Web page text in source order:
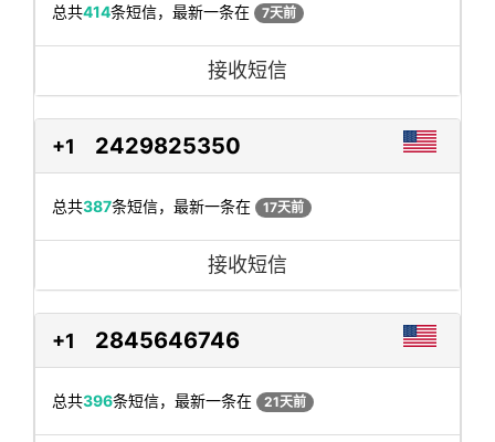
总共414条短信，最新一条在 7天前
接收短信
+1 2429825350
总共387条短信，最新一条在 17天前
接收短信
+1 2845646746
总共396条短信，最新一条在 21天前